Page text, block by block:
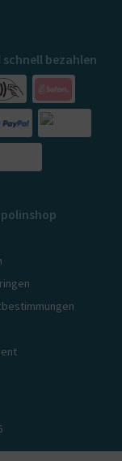
schnell bezahlen